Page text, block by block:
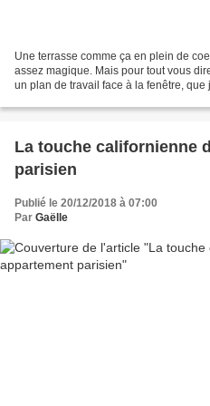
Une terrasse comme ça en plein de
assez magique. Mais pour tout vous
un plan de travail face à la fenêtre,
La touche californienne
parisien
Publié le 20/12/2018 à 07:00
Par Gaëlle